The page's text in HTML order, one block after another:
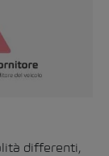
differenti,